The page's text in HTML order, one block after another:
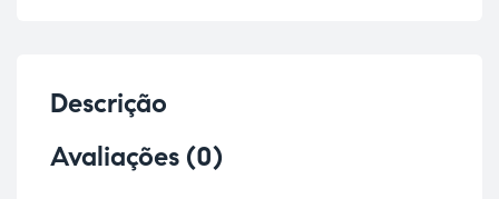
Descrição
Avaliações (0)